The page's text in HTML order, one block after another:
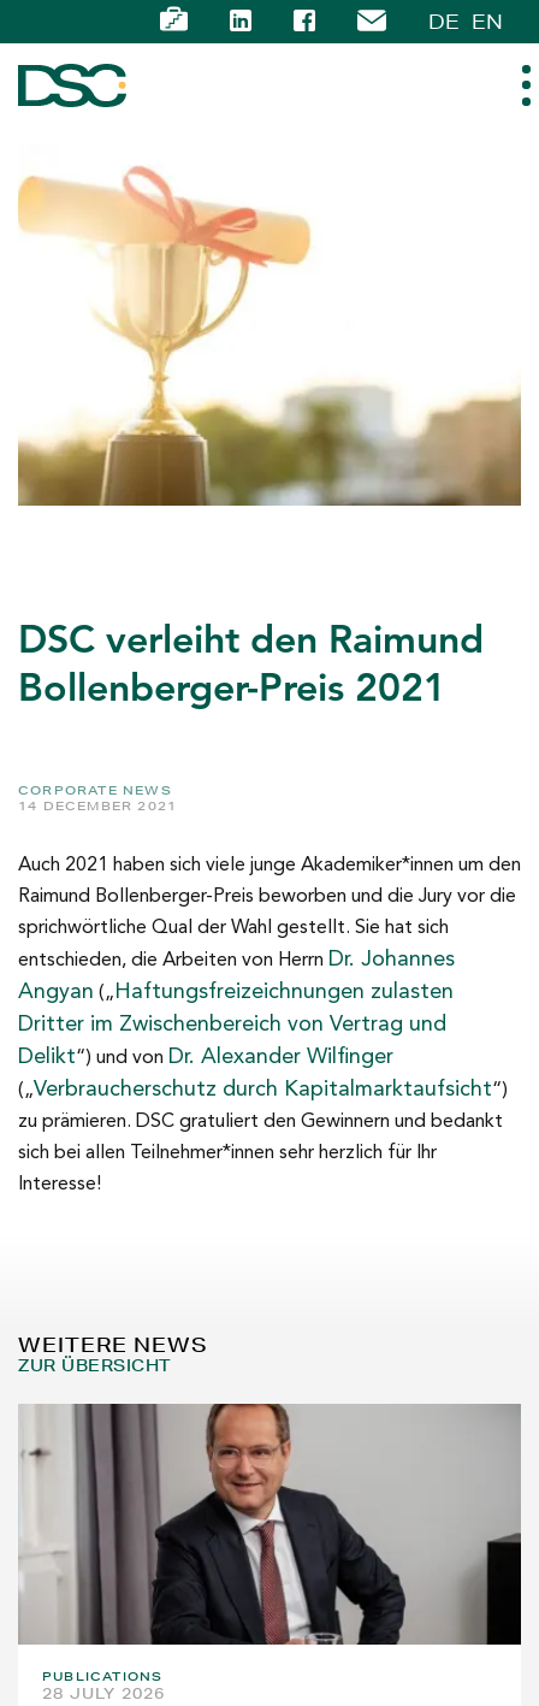
DE EN
ABOUT US
EXPERTISE
TEAM
NEWS
CAREER
DSC verleiht den Raimund
Bollenberger-Preis 2021
CORPORATE NEWS
14 DECEMBER 2021
Auch 2021 haben sich viele junge Akademiker*innen um den
Raimund Bollenberger-Preis beworben und die Jury vor die
sprichwörtliche Qual der Wahl gestellt. Sie hat sich
entschieden, die Arbeiten von Herrn Dr. Johannes
Angyan („ Haftungsfreizeichnungen zulasten
Dritter im Zwischenbereich von Vertrag und
Delikt“) und von Dr. Alexander Wilfinger
(„Verbraucherschutz durch Kapitalmarktaufsicht“)
zu prämieren. DSC gratuliert den Gewinnern und bedankt
sich bei allen Teilnehmer*innen sehr herzlich für Ihr
Interesse!
WEITERE NEWS
ZUR ÜBERSICHT
PUBLICATIONS
28 JULY 2026